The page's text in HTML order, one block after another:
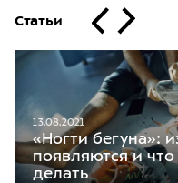
Статьи
13.08.2021
«Ногти бегуна»:
появляются и
делать